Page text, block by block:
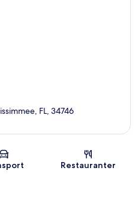
Kart
FL, 34746
Restauranter